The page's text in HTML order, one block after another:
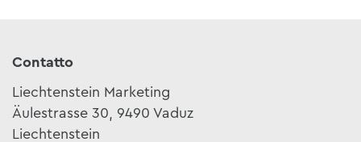
Contatto
Liechtenstein Marketing
Äulestrasse 30, 9490 Vaduz
Liechtenstein